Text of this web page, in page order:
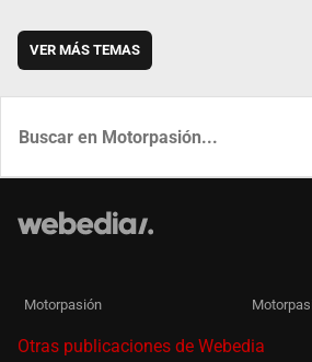
VER MÁS TEMAS
Motorpasión
Otras publicaciones de Webedia